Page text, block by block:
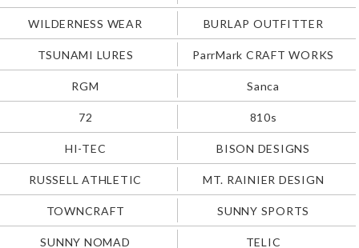
WILDERNESS WEAR BURLAP OUTFITTER
TSUNAMI LURES ParrMark CRAFT WORKS
RGM Sanca
72 810s
HI-TEC BISON DESIGNS
RUSSELL ATHLETIC MT. RAINIER DESIGN
TOWNCRAFT SUNNY SPORTS
SUNNY NOMAD TELIC